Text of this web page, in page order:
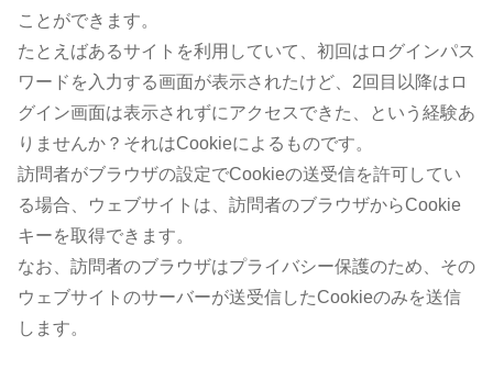
ことができます。
たとえばあるサイトを利用していて、初回はログインパス
ワードを入力する画面が表示されたけど、2回目以降はロ
グイン画面は表示されずにアクセスできた、という経験あ
りませんか？それはCookieによるものです。
訪問者がブラウザの設定でCookieの送受信を許可してい
る場合、ウェブサイトは、訪問者のブラウザからCookie
キーを取得できます。
なお、訪問者のブラウザはプライバシー保護のため、その
ウェブサイトのサーバーが送受信したCookieのみを送信
します。